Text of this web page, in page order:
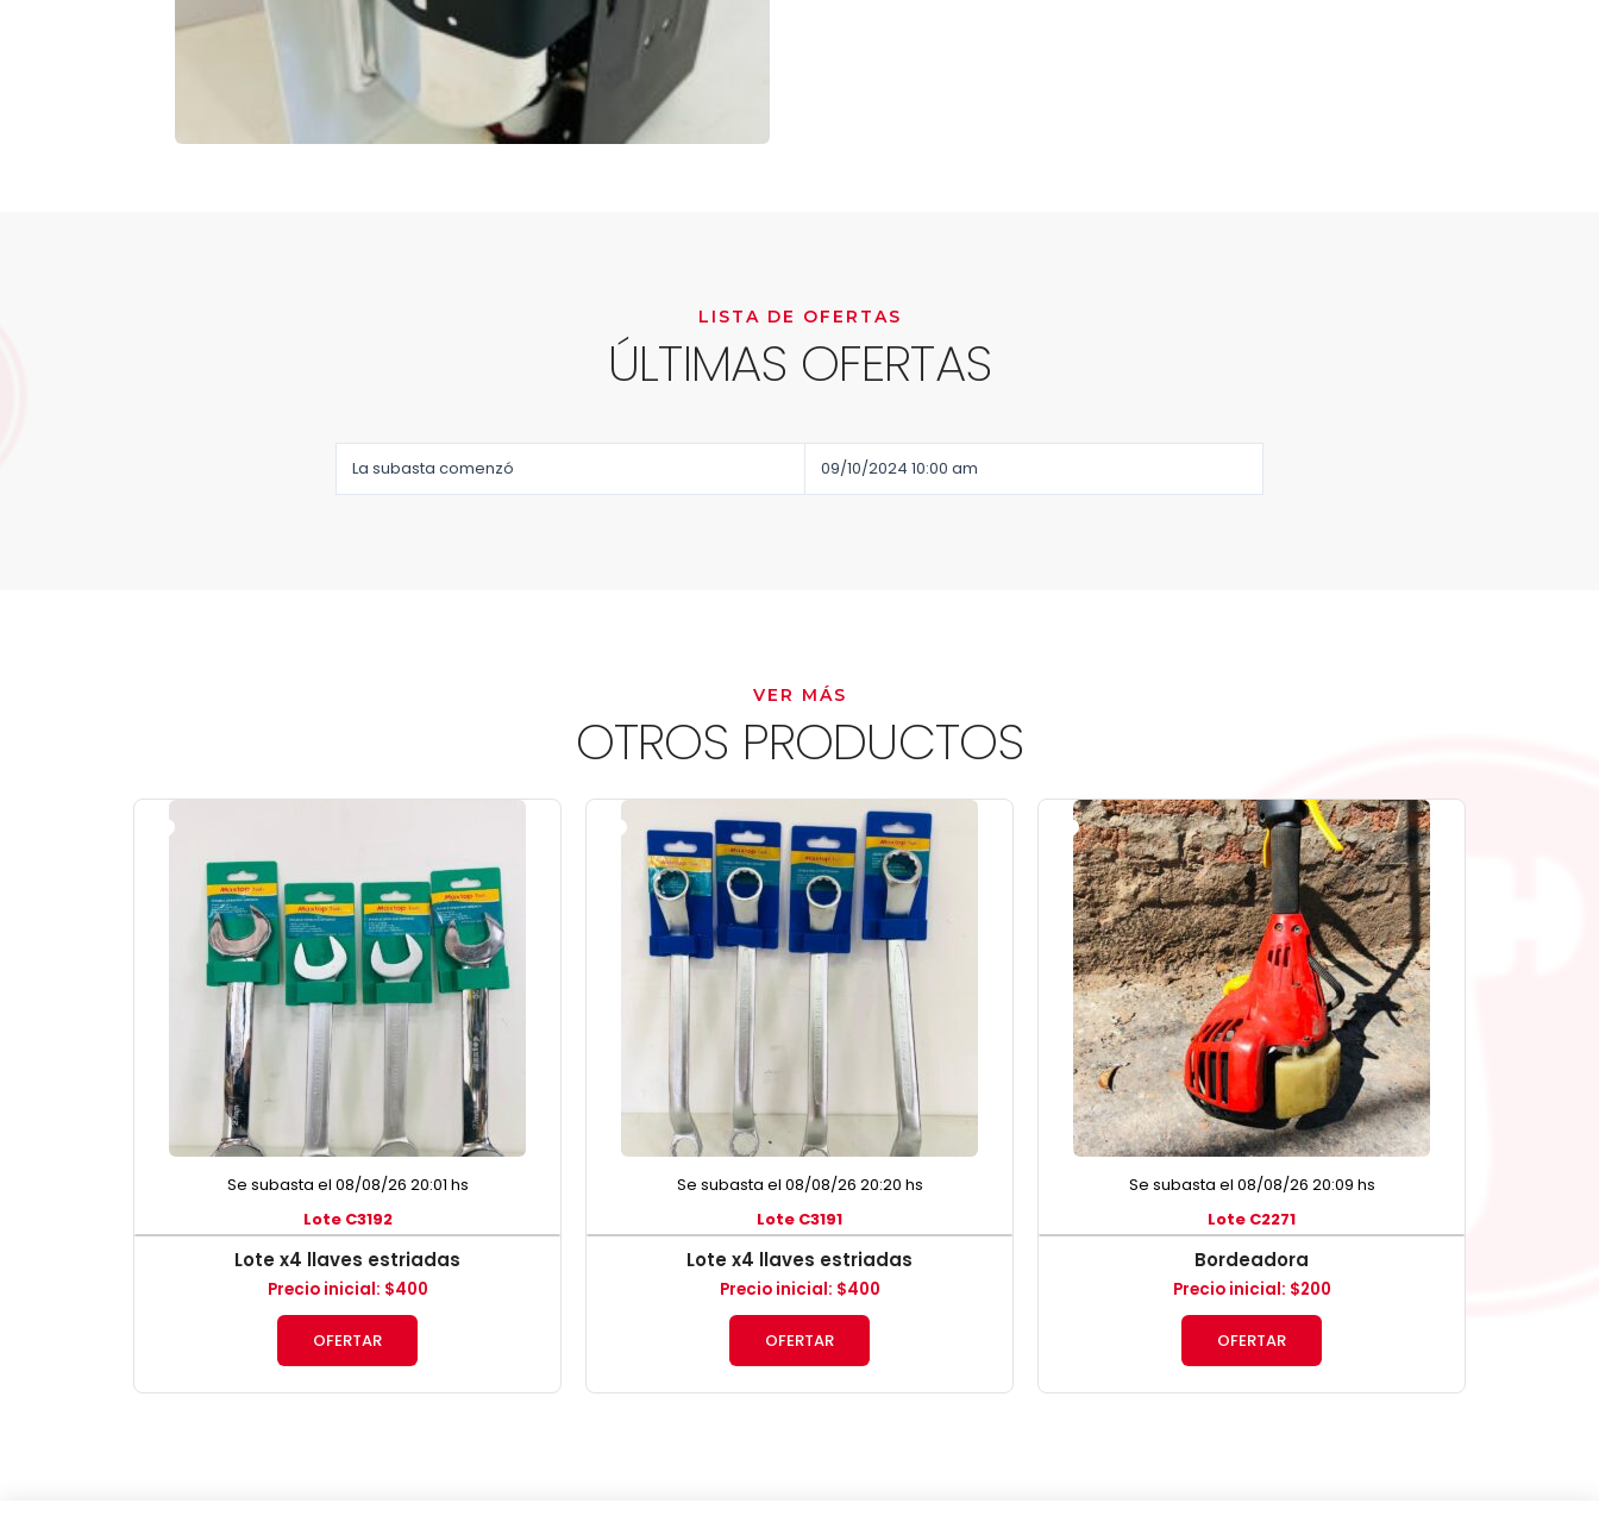
LISTA DE OFERTAS
ÚLTIMAS OFERTAS
La subasta comenzó 09/10/2024 10:00 am
VER MÁS
OTROS PRODUCTOS
Se subasta el 08/08/26 20:01 hs
Lote C3192
Lote x4 llaves estriadas
Precio inicial: $400
OFERTAR
Se subasta el 08/08/26 20:20 hs
Lote C3191
Lote x4 llaves estriadas
Precio inicial: $400
OFERTAR
Se subasta el 08/08/26 20:09 hs
Lote C2271
Bordeadora
Precio inicial: $200
OFERTAR